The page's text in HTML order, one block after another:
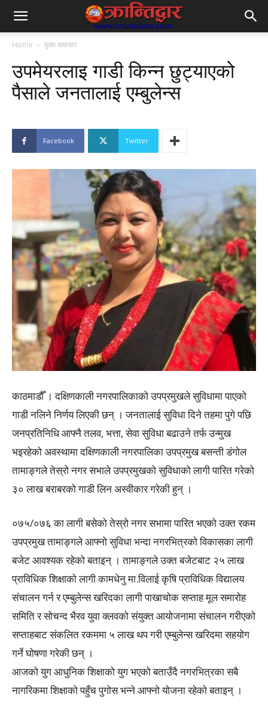
Home मुख्य समाचार
उपमेयरलाइ गाडी किन्न छुट्याएको
पैसाले जनतालाई एम्बुलेन्स
Facebook Twitter
काठमाडौँ । दक्षिणकाली नगरपालिकाको उपप्रमुखले सुविधामा पाएको
गाडी नलिने निर्णय लिएकी छन् । जनतालाई सुविधा दिने तहमा पुगे पछि
जनप्रतिनिधि आफ्नै तलव, भत्ता, सेवा सुविधा बढाउने तर्फ उन्मुख
भइरहेको अवस्थामा दक्षिणकाली नगरपालिका उपप्रमुख बसन्ती डंगोल
तामाङ्गले तेस्रो नगर सभाले उपप्रमुखको सुविधाको लागी पारित गरेको
३० लाख बराबरको गाडी लिन अस्वीकार गरेकी हुन् ।
०७५/०७६ का लागी बसेको तेस्रो नगर सभामा पारित भएको उक्त रकम
उपप्रमुख तामाङ्गले आफ्नो सुविधा भन्दा नगरभित्रको विकासका लागी
बजेट आवश्यक रहेको बताइन् । तामाङ्गले उक्त बजेटबाट २५ लाख
प्राविधिक शिक्षाको लागी कामधेनु मा.विलाई कृषि प्राविधिक विद्यालय
संचालन गर्न र एम्बुलेन्स खरिदका लागी पाखाचोक सप्ताह मूल समारोह
समिति र सोचन्द भैरव युवा क्लवको संयुक्त आयोजनामा संचालन गरीएको
सप्ताहबाट संकलित रकममा ५ लाख थप गरी एम्बुलेन्स खरिदमा सहयोग
गर्ने घोषणा गरेकी छन् ।
आजको युग आधुनिक शिक्षाको युग भएको बताउँदै नगरभित्रका सबै
नागरिकमा शिक्षाको पहुँच पुगोस भन्ने आफ्नो योजना रहेको बताइन् ।